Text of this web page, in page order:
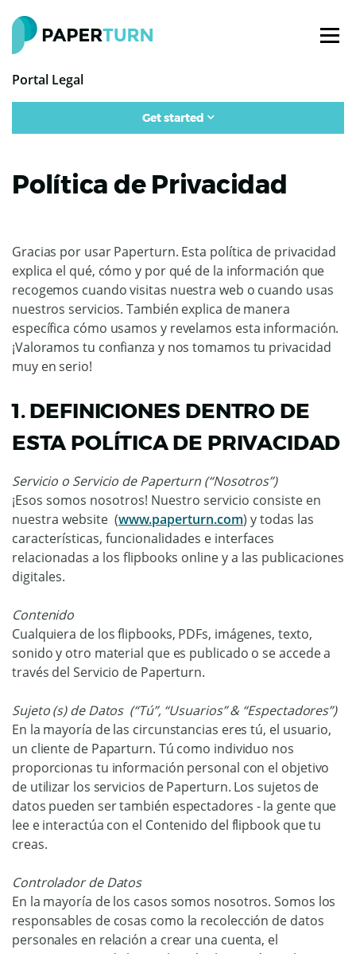
Portal Legal
Get started
Política de Privacidad
Gracias por usar Paperturn. Esta política de privacidad
explica el qué, cómo y por qué de la información que
recogemos cuando visitas nuestra web o cuando usas
nuestros servicios. También explica de manera
específica cómo usamos y revelamos esta información.
¡Valoramos tu confianza y nos tomamos tu privacidad
muy en serio!
1. DEFINICIONES DENTRO DE
ESTA POLÍTICA DE PRIVACIDAD
Servicio o Servicio de Paperturn (“Nosotros”)
¡Esos somos nosotros! Nuestro servicio consiste en
nuestra website (www.paperturn.com) y todas las
características, funcionalidades e interfaces
relacionadas a los flipbooks online y a las publicaciones
digitales.
Contenido
Cualquiera de los flipbooks, PDFs, imágenes, texto,
sonido y otro material que es publicado o se accede a
través del Servicio de Paperturn.
Sujeto (s) de Datos (“Tú”, “Usuarios” & “Espectadores”)
En la mayoría de las circunstancias eres tú, el usuario,
un cliente de Paparturn. Tú como individuo nos
proporcionas tu información personal con el objetivo
de utilizar los servicios de Paperturn. Los sujetos de
datos pueden ser también espectadores - la gente que
lee e interactúa con el Contenido del flipbook que tu
creas.
Controlador de Datos
En la mayoría de los casos somos nosotros. Somos los
responsables de cosas como la recolección de datos
personales en relación a crear una cuenta, el